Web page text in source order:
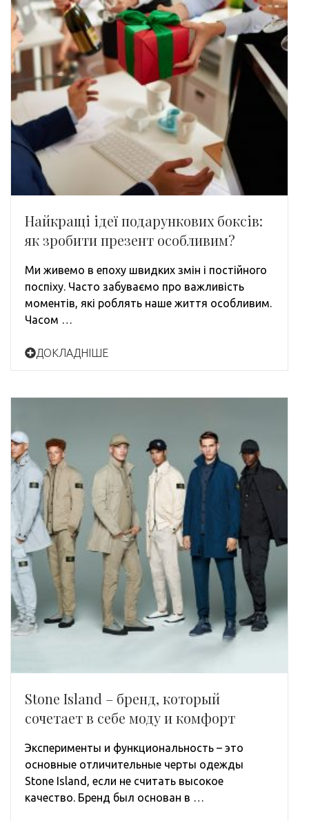
Найкращі ідеї подарункових боксів:
як зробити презент особливим?
Ми живемо в епоху швидких змін і постійного
поспіху. Часто забуваємо про важливість
моментів, які роблять наше життя особливим.
Часом …
ДОКЛАДНІШЕ
Stone Island – бренд, который
сочетает в себе моду и комфорт
Эксперименты и функциональность – это
основные отличительные черты одежды
Stone Island, если не считать высокое
качество. Бренд был основан в …